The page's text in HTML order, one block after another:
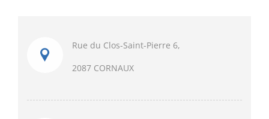
Rue du Clos-Saint-Pierre 6,
2087 CORNAUX